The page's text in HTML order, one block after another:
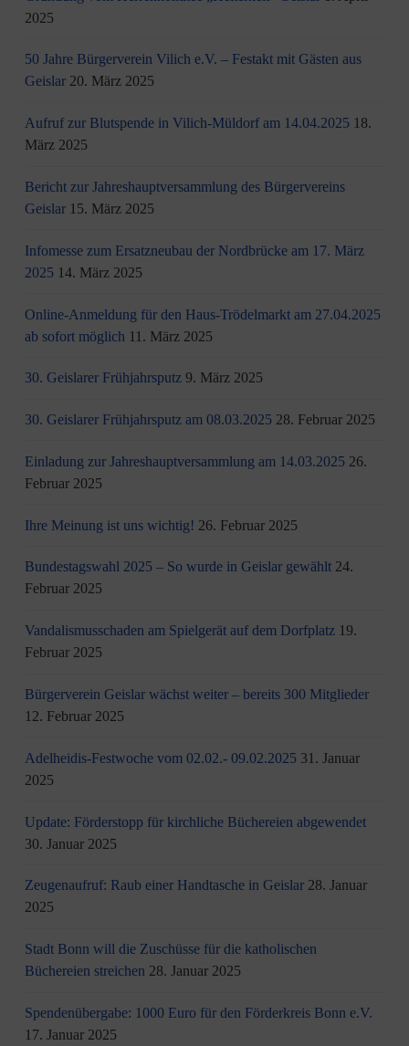
2025
50 Jahre Bürgerverein Vilich e.V. – Festakt mit Gästen aus
Geislar 20. März 2025
Aufruf zur Blutspende in Vilich-Müldorf am 14.04.2025 18.
März 2025
Bericht zur Jahreshauptversammlung des Bürgervereins
Geislar 15. März 2025
Infomesse zum Ersatzneubau der Nordbrücke am 17. März
2025 14. März 2025
Online-Anmeldung für den Haus-Trödelmarkt am 27.04.2025
ab sofort möglich 11. März 2025
30. Geislarer Frühjahrsputz 9. März 2025
30. Geislarer Frühjahrsputz am 08.03.2025 28. Februar 2025
Einladung zur Jahreshauptversammlung am 14.03.2025 26.
Februar 2025
Ihre Meinung ist uns wichtig! 26. Februar 2025
Bundestagswahl 2025 – So wurde in Geislar gewählt 24.
Februar 2025
Vandalismusschaden am Spielgerät auf dem Dorfplatz 19.
Februar 2025
Bürgerverein Geislar wächst weiter – bereits 300 Mitglieder
12. Februar 2025
Adelheidis-Festwoche vom 02.02.- 09.02.2025 31. Januar
2025
Update: Förderstopp für kirchliche Büchereien abgewendet
30. Januar 2025
Zeugenaufruf: Raub einer Handtasche in Geislar 28. Januar
2025
Stadt Bonn will die Zuschüsse für die katholischen
Büchereien streichen 28. Januar 2025
Spendenübergabe: 1000 Euro für den Förderkreis Bonn e.V.
17. Januar 2025